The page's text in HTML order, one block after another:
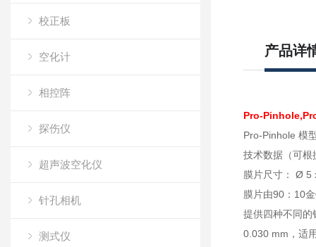
校正板
空化计
相控阵
探伤仪
超声波空化仪
针孔相机
测式仪
产品详
Pro-
Pro-Pinhole 模
技术数据（可根
膜片尺寸： Ø 5
膜片由90：10
提供四种不同
0.030 mm，适